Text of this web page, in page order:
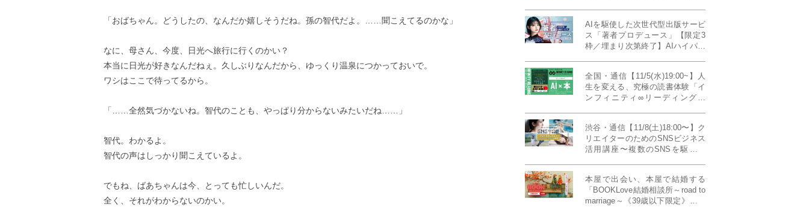
「おばちゃん。どうしたの、なんだか嬉しそうだね。孫の智代だよ。……聞こえてるのかな」
なに、母さん、今度、日光へ旅行に行くのかい？
本当に日光が好きなんだねぇ。久しぶりなんだから、ゆっくり温泉につかっておいで。
ワシはここで待ってるから。
「……全然気づかないね。智代のことも、やっぱり分からないみたいだね……」
智代。わかるよ。
智代の声はしっかり聞こえているよ。
でもね、ばあちゃんは今、とっても忙しいんだ。
全く、それがわからないのかい。
AIを駆使した次世代型出版サービ
ス「著者プロデュース」【限定3
枠／埋まり次第終了】AIハイパー
全国・通信【11/5(水)19:00~】人
生を変える、究極の読書体験「イ
ンフィニティ∞リーディング／
MILLENNIUM THINKING アメリ
カ最高峰大学の人気講義』
渋谷・通信【11/8(土)18:00〜】ク
リエイターのためのSNSビジネス
活用講座〜複数のSNSを駆使し
成ラボPresents》
本屋で出会い、本屋で結婚する
「BOOKLove結婚相談所～road to
marriage～《39歳以下限定》」全